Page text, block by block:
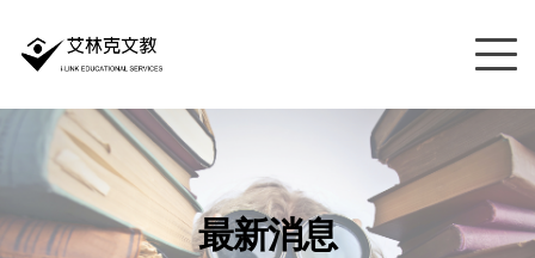
最新消息